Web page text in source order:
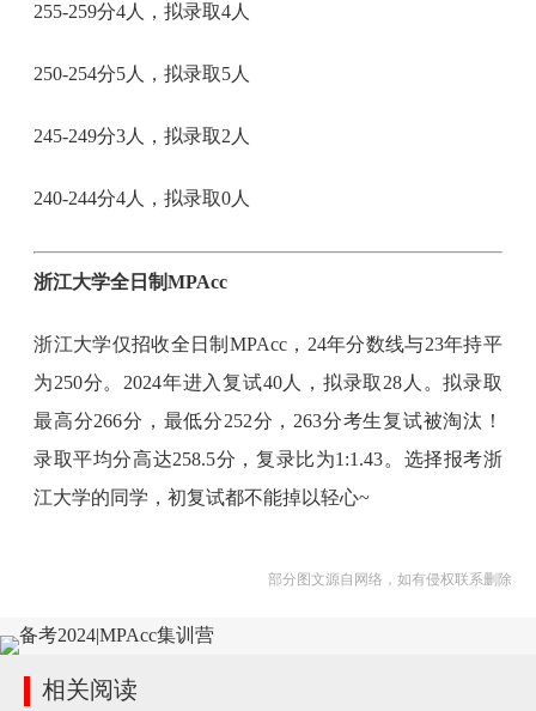
255-259分4人，拟录取4人
250-254分5人，拟录取5人
245-249分3人，拟录取2人
240-244分4人，拟录取0人
浙江大学全日制MPAcc
浙江大学仅招收全日制MPAcc，24年分数线与23年持平
为250分。2024年进入复试40人，拟录取28人。拟录取
最高分266分，最低分252分，263分考生复试被淘汰！
录取平均分高达258.5分，复录比为1:1.43。选择报考浙
江大学的同学，初复试都不能掉以轻心~
部分图文源自网络，如有侵权联系删除
相关阅读